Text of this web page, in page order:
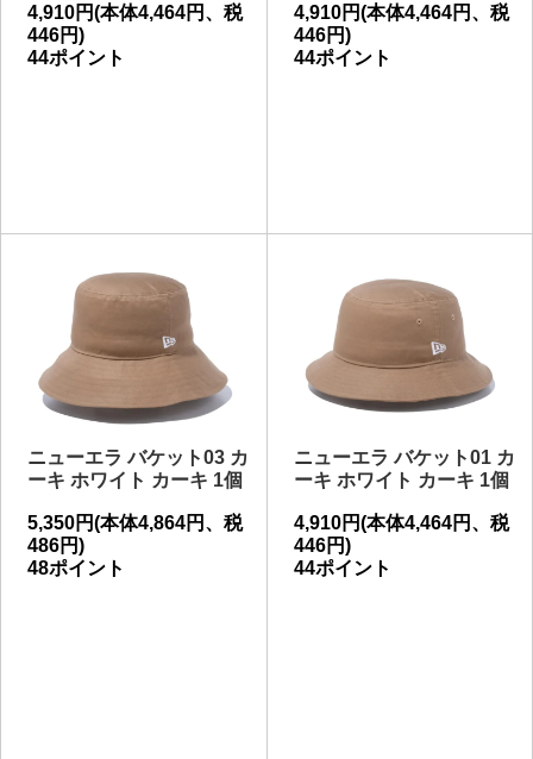
4,910円(本体4,464円、税
446円)
44ポイント
4,910円(本体4,464円、税
446円)
44ポイント
ニューエラ バケット03 カ
ーキ ホワイト カーキ 1個
5,350円(本体4,864円、税
486円)
48ポイント
ニューエラ バケット01 カ
ーキ ホワイト カーキ 1個
4,910円(本体4,464円、税
446円)
44ポイント